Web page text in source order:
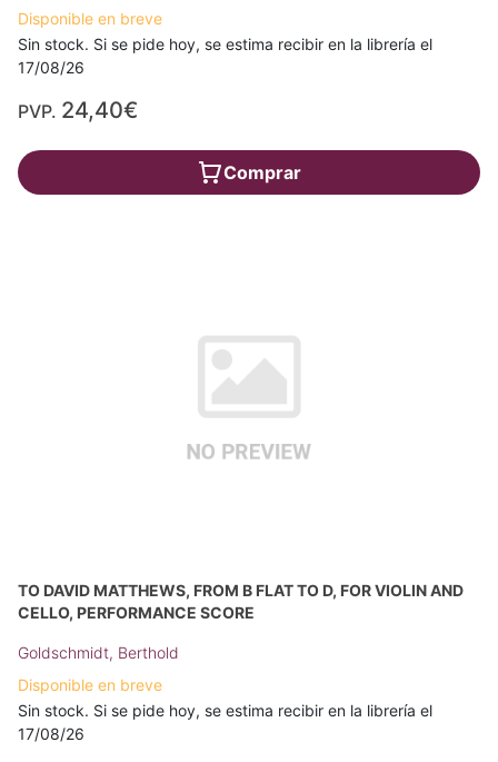
Disponible en breve
Sin stock. Si se pide hoy, se estima recibir en la librería el
17/08/26
PVP. 24,40€
Comprar
TO DAVID MATTHEWS, FROM B FLAT TO D, FOR VIOLIN AND
CELLO, PERFORMANCE SCORE
Goldschmidt, Berthold
Disponible en breve
Sin stock. Si se pide hoy, se estima recibir en la librería el
17/08/26